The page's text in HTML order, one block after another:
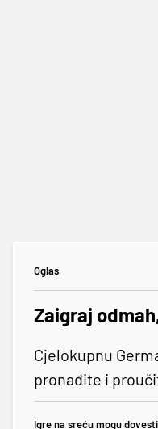
Oglas
Zaigraj
Cjelokupnu
pronađite i
Igre na sreću mogu